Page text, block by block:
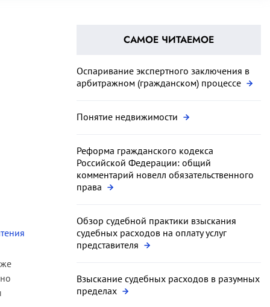
САМОЕ ЧИТАЕМОЕ
Оспаривание экспертного заключения в
арбитражном (гражданском) процессе
Понятие недвижимости
Реформа гражданского кодекса
Российской Федерации: общий
комментарий новелл обязательственного
права
Обзор судебной практики взыскания
судебных расходов на оплату услуг
представителя
Взыскание судебных расходов в разумных
пределах